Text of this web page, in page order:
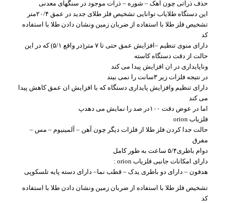
حذف ذراتی چون آهک – شوره – ذرات موجود در سنگهای معدنی
این دستگاه طلایاب توانایی تشخیص فلز طلای جدید در عمق ۲۰/۴متر
تشخیص فلز طلا با استفاده از ضربان زمین ونشان دادن طلا با استفاده
کد
دارای منوی تنظیم –افزایش عمق حتی تا ۷ متر(در واقع ۵/۱) که در این
حالت از دقت دستگاه کاسته
وناپایداری در ان افزایش پیدا می کند
در نتیجه فلزات زیر ۳سانت را نمی بیند
دارای تنظیم وافزایش پایداری دستگاه که با افزایش ان عمق کاهش پیدا
می کند
اما در عوض دقت ۱۰۰در صد را نمایش می دهدپ
فلزیاب orion
حالت جدا کردن فلز طلا از فلزات دیگر چون آهن – آلمینیوم – مس –
مفرق
دوام باطری۵/۴ ساعت به طور کامل
دارای امکانات جانبی فلزیاب orion :
هدفون – دارای دو باطری یدک – قطب نما– دارای دسته پایه تلسکوپی
تشخیص فلز طلا با استفاده از ضربان زمین ونشان دادن طلا با استفاده
کد